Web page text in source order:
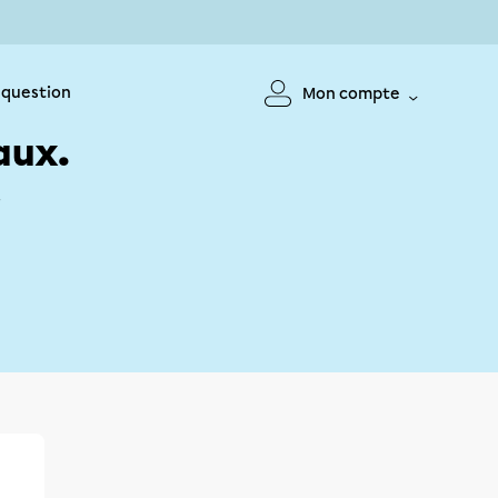
Mon compte